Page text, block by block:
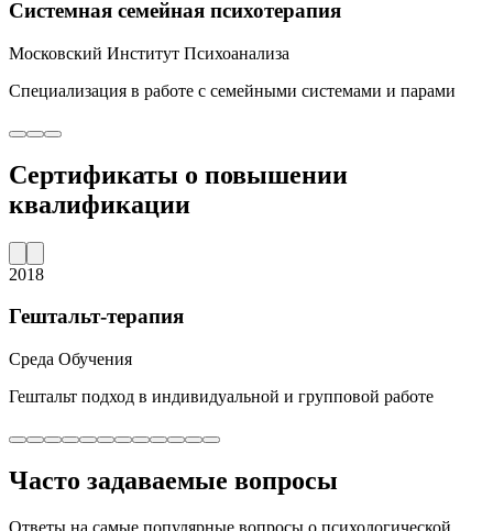
Системная семейная психотерапия
Московский Институт Психоанализа
Специализация в работе с семейными системами и парами
Сертификаты о повышении
квалификации
2018
Гештальт-терапия
Среда Обучения
Гештальт подход в индивидуальной и групповой работе
Часто задаваемые вопросы
Ответы на самые популярные вопросы о психологической